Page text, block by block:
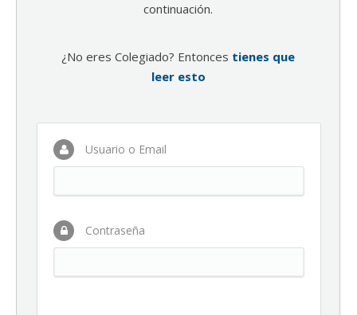
continuación.
¿No eres Colegiado? Entonces tienes que
leer esto
Usuario o Email
Contraseña